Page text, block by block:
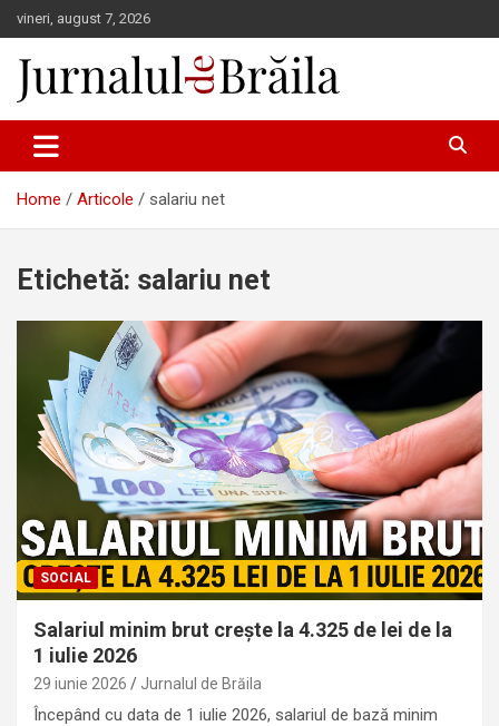
Skip
to
content
vineri, august 7, 2026
Jurnalul de Brăila
Home Articole salariu net
Etichetă: salariu net
SOCIAL
Salariul minim brut crește la 4.325 de lei de la
1 iulie 2026
29 iunie 2026 Jurnalul de Brăila
Începând cu data de 1 iulie 2026, salariul de bază minim